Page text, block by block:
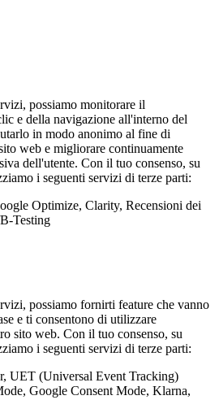
possiamo monitorare il
e della navigazione all'interno del
in modo anonimo al fine di
web e migliorare continuamente
dell'utente. Con il tuo consenso, su
i seguenti servizi di terze parti:
Optimize, Clarity, Recensioni dei
Testing
possiamo fornirti feature che vanno
e ti consentono di utilizzare
sito web. Con il tuo consenso, su
i seguenti servizi di terze parti:
UET (Universal Event Tracking)
Google Consent Mode, Klarna,